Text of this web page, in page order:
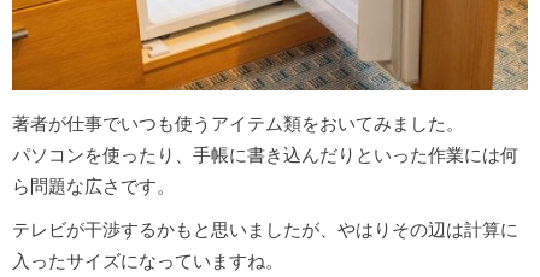
著者が仕事でいつも使うアイテム類をおいてみました。
パソコンを使ったり、手帳に書き込んだりといった作業には何
ら問題な広さです。
テレビが干渉するかもと思いましたが、やはりその辺は計算に
入ったサイズになっていますね。